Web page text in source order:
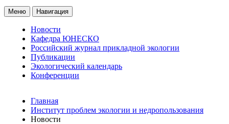
Меню Навигация
Новости
Кафедра ЮНЕСКО
Российский журнал прикладной экологии
Публикации
Экологический календарь
Конференции
Главная
Институт проблем экологии и недропользования
Новости